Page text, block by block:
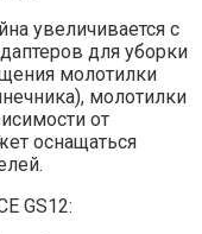
увеличивается с
для уборки
молотилки
молотилки
от
оснащаться
GS12: